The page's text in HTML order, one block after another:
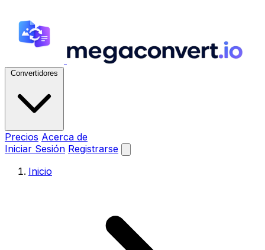
Convertidores
Precios Acerca de
Iniciar Sesión Registrarse
Inicio